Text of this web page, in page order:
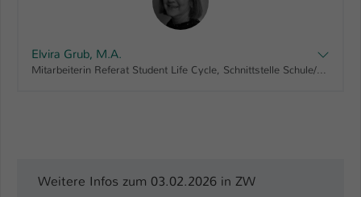
Elvira Grub, M.A.
Mitarbeiterin Referat Student Life Cycle, Schnittstelle Schule/Hochschule
Weitere Infos zum 03.02.2026 in ZW